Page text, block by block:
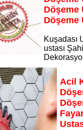
Döşeme
Döşeme
Kuşadası
ustası
uzman
sunuyor
Acil